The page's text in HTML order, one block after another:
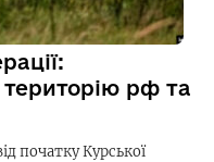
рф та
початку Курської